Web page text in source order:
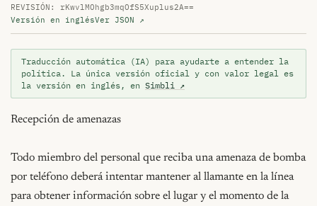
REVISIÓN: rKwvlMOhgb3mqOfS5Xuplus2A==
Versión en inglésVer JSON ↗
Traducción automática (IA) para ayudarte a entender la
política. La única versión oficial y con valor legal es
la versión en inglés, en Simbli ↗
Recepción de amenazas
Todo miembro del personal que reciba una amenaza de bomba
por teléfono deberá intentar mantener al llamante en la línea
para obtener información sobre el lugar y el momento de la